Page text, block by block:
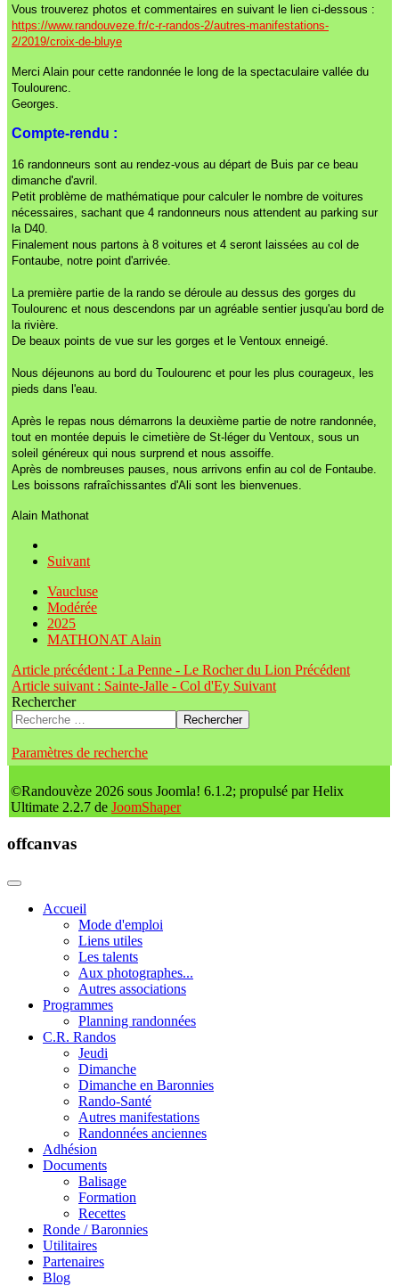
Vous trouverez photos et commentaires en suivant le lien ci-dessous :
https://www.randouveze.fr/c-r-randos-2/autres-manifestations-
2/2019/croix-de-bluye
Merci Alain pour cette randonnée le long de la spectaculaire vallée du
Toulourenc.
Georges.
Compte-rendu :
16 randonneurs sont au rendez-vous au départ de Buis par ce beau
dimanche d'avril.
Petit problème de mathématique pour calculer le nombre de voitures
nécessaires, sachant que 4 randonneurs nous attendent au parking sur
la D40.
Finalement nous partons à 8 voitures et 4 seront laissées au col de
Fontaube, notre point d'arrivée.
La première partie de la rando se déroule au dessus des gorges du
Toulourenc et nous descendons par un agréable sentier jusqu'au bord de
la rivière.
De beaux points de vue sur les gorges et le Ventoux enneigé.
Nous déjeunons au bord du Toulourenc et pour les plus courageux, les
pieds dans l'eau.
Après le repas nous démarrons la deuxième partie de notre randonnée,
tout en montée depuis le cimetière de St-léger du Ventoux, sous un
soleil généreux qui nous surprend et nous assoiffe.
Après de nombreuses pauses, nous arrivons enfin au col de Fontaube.
Les boissons rafraîchissantes d'Ali sont les bienvenues.
Alain Mathonat
Suivant
Vaucluse
Modérée
2025
MATHONAT Alain
Article précédent : La Penne - Le Rocher du Lion Précédent
Article suivant : Sainte-Jalle - Col d'Ey Suivant
Rechercher
Rechercher
Paramètres de recherche
©Randouvèze 2026 sous Joomla! 6.1.2; propulsé par Helix
Ultimate 2.2.7 de JoomShaper
offcanvas
Accueil
Mode d'emploi
Liens utiles
Les talents
Aux photographes...
Autres associations
Programmes
Planning randonnées
C.R. Randos
Jeudi
Dimanche
Dimanche en Baronnies
Rando-Santé
Autres manifestations
Randonnées anciennes
Adhésion
Documents
Balisage
Formation
Recettes
Ronde / Baronnies
Utilitaires
Partenaires
Blog